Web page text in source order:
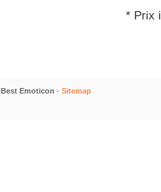
* Prix
Best Emoticon - Sitemap